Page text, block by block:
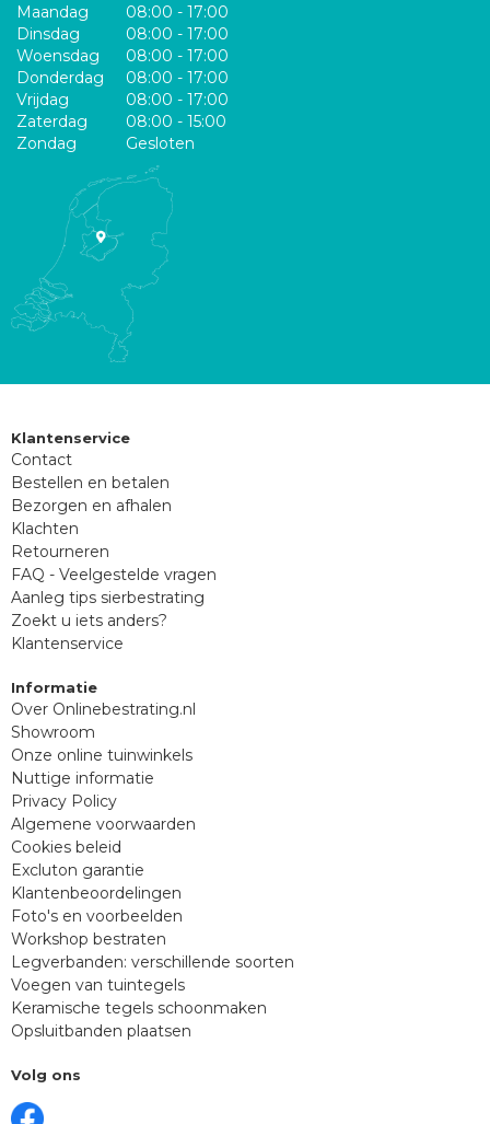
Maandag
08:00 - 17:00
Dinsdag
08:00 - 17:00
Woensdag
08:00 - 17:00
Donderdag
08:00 - 17:00
Vrijdag
08:00 - 17:00
Zaterdag
08:00 - 15:00
Zondag
Gesloten
Klantenservice
Contact
Bestellen en betalen
Bezorgen en afhalen
Klachten
Retourneren
FAQ - Veelgestelde vragen
Aanleg tips sierbestrating
Zoekt u iets anders?
Klantenservice
Informatie
Over Onlinebestrating.nl
Showroom
Onze online tuinwinkels
Nuttige informatie
Privacy Policy
Algemene voorwaarden
Cookies beleid
Excluton garantie
Klantenbeoordelingen
Foto's en voorbeelden
Workshop bestraten
Legverbanden: verschillende soorten
Voegen van tuintegels
Keramische tegels schoonmaken
Opsluitbanden plaatsen
Volg ons